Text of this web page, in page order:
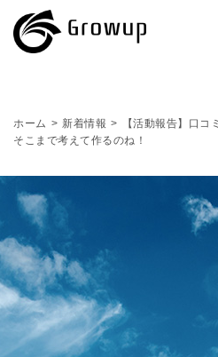
サービ
ホーム > 新着情報 > 【活動報告】口コ
そこまで考えて作るのね！